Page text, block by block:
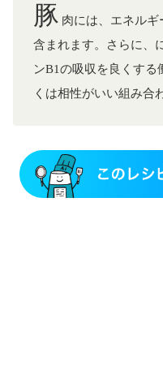
豚 肉には、エネル
含まれます。さらに、
ンB1の吸収を良くする
くは相性がいい組み合